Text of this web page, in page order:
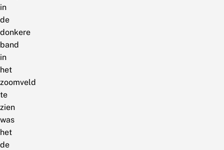
in
de
donkere
band
in
het
zoomveld
te
zien
was
het
de